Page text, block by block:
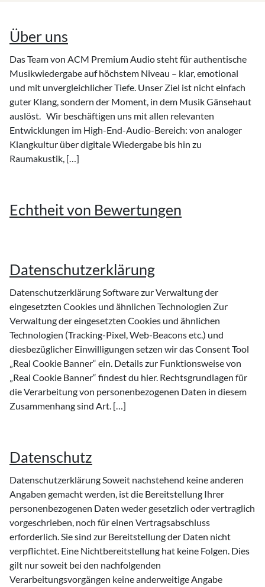
Über uns
Das Team von ACM Premium Audio steht für authentische
Musikwiedergabe auf höchstem Niveau – klar, emotional
und mit unvergleichlicher Tiefe. Unser Ziel ist nicht einfach
guter Klang, sondern der Moment, in dem Musik Gänsehaut
auslöst. Wir beschäftigen uns mit allen relevanten
Entwicklungen im High-End-Audio-Bereich: von analoger
Klangkultur über digitale Wiedergabe bis hin zu
Raumakustik, […]
Echtheit von Bewertungen
Datenschutzerklärung
Datenschutzerklärung Software zur Verwaltung der
eingesetzten Cookies und ähnlichen Technologien Zur
Verwaltung der eingesetzten Cookies und ähnlichen
Technologien (Tracking-Pixel, Web-Beacons etc.) und
diesbezüglicher Einwilligungen setzen wir das Consent Tool
„Real Cookie Banner“ ein. Details zur Funktionsweise von
„Real Cookie Banner“ findest du hier. Rechtsgrundlagen für
die Verarbeitung von personenbezogenen Daten in diesem
Zusammenhang sind Art. […]
Datenschutz
Datenschutzerklärung Soweit nachstehend keine anderen
Angaben gemacht werden, ist die Bereitstellung Ihrer
personenbezogenen Daten weder gesetzlich oder vertraglich
vorgeschrieben, noch für einen Vertragsabschluss
erforderlich. Sie sind zur Bereitstellung der Daten nicht
verpflichtet. Eine Nichtbereitstellung hat keine Folgen. Dies
gilt nur soweit bei den nachfolgenden
Verarbeitungsvorgängen keine anderweitige Angabe